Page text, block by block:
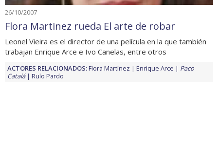
26/10/2007
Flora Martinez rueda El arte de robar
Leonel Vieira es el director de una película en la que también
trabajan Enrique Arce e Ivo Canelas, entre otros
ACTORES RELACIONADOS:Flora Martínez Enrique Arce
Paco
Catalá
Rulo Pardo